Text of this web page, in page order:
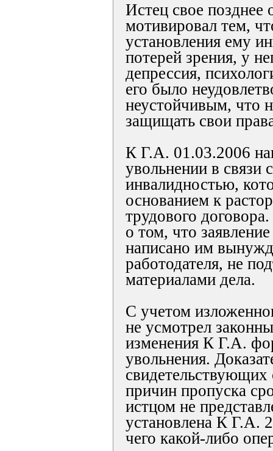
Истец свое позднее
мотивировал тем,
установления ему
потерей зрения, у
депрессия,
его было
неустойчивым, что
защищать свои
К Г.А. 01.03.2006
увольнении в связи
инвалидностью,
основанием к
трудового
о том, что
написано им
работодателя, не
материалами дела.
С учетом
не усмотрел
изменения К Г.А.
увольнения.
причин пропуска
истцом не
установлена К Г.А.
чего какой-либо